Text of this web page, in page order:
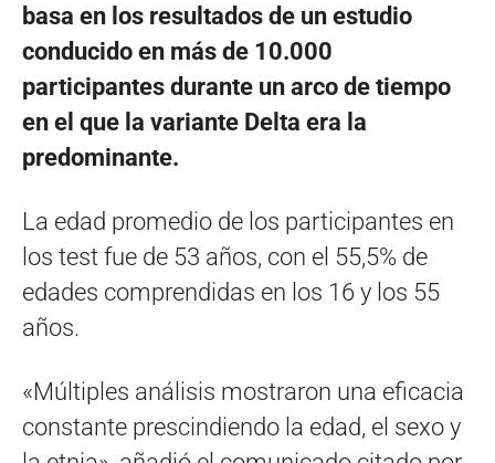
basa en los resultados de un estudio
conducido en más de 10.000
participantes durante un arco de tiempo
en el que la variante Delta era la
predominante.
La edad promedio de los participantes en
los test fue de 53 años, con el 55,5% de
edades comprendidas en los 16 y los 55
años.
«Múltiples análisis mostraron una eficacia
constante prescindiendo la edad, el sexo y